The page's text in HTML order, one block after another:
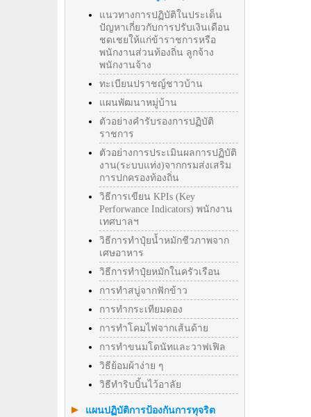
แนวทางการปฏิบัติในประเด็น
ปัญหาเกี่ยวกับการปรับเงินเดือน
ชดเชยให้แก่ข้าราชการหรือ
พนักงานส่วนท้องถิ่น ลูกจ้าง
พนักงานจ้าง
ทะเบียนปราชญ์ชาวบ้าน
แผนพัฒนาหมู่บ้าน
ตัวอย่างคำรับรองการปฏิบัติ
ราชการ
ตัวอย่างการประเมินผลการปฏิบัติ
งาน(ระบบแท่ง)จากกรมส่งเสริม
การปกครองท้องถิ่น
วิธีการเขียน KPIs (Key
Perforwance Indicators) พนักงาน
เทศบาลฯ
วิธีการทำปุ๋ยน้ำหมักชีวภาพจาก
เศษอาหาร
วิธีการทำปุ๋ยหมักในครัวเรือน
การทำสบู่จากฟักข้าว
การทำกระเทียมดอง
การทำโคมไฟจากเส้นด้าย
การทำขนมโดนัทและวาฟเฟิล
วิธีย้อมผ้าง่าย ๆ
วิธีทําริบบิ้นไว้อาลัย
แผนปฏิบัติการป้องกันการทุจริต